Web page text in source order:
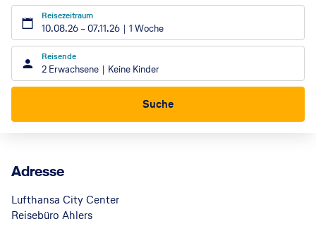
Reisezeitraum
10.08.26 –07.11.26 1 Woche
Reisende
2 Erwachsene Keine Kinder
Suche
Adresse
Lufthansa City Center
Reisebüro Ahlers